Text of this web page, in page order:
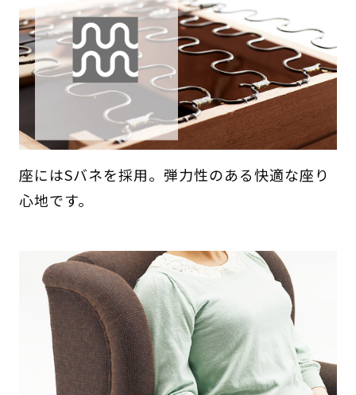
座にはSバネを採用。弾力性のある快適な座り
心地です。